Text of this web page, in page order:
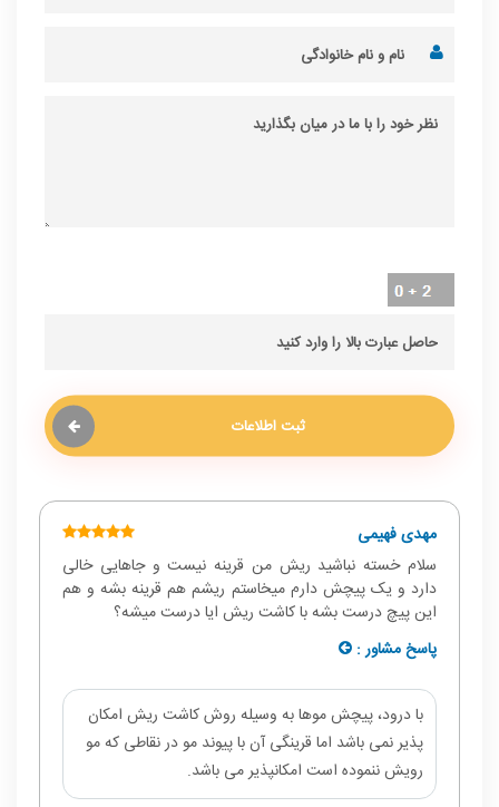
ثبت اطلاعات
مهدی فهیمی
سلام خسته نباشید ریش من قرینه نیست و جاهایی خالی
دارد و یک پیچش دارم میخاستم ریشم هم قرینه بشه و هم
این پیچ درست بشه با کاشت ریش ایا درست میشه؟
پاسخ مشاور :
با درود، پیچش موها به وسیله روش کاشت ریش امکان
پذیر نمی باشد اما قرینگی آن با پیوند مو در نقاطی که مو
رویش ننموده است امکانپذیر می باشد.